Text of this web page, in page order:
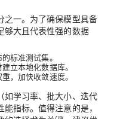
之一。为了确保模型具备
够大且代表性强的数据
标准测试集。
立本地化数据库。
，加快收敛速度。
如学习率、批大小、迭代
指标。值得注意的是，